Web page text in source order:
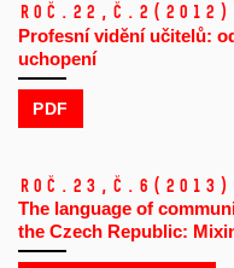
Roč.22, č.2 (2012)
Profesní vidění učitelů:
uchopení
PDF
Roč.23, č.6 (2013)
The language of
the Czech Republic: